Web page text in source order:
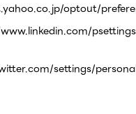
optout/
settings/